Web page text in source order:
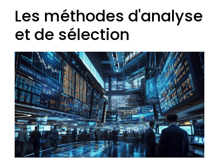
Les méthodes d'analyse
et de sélection